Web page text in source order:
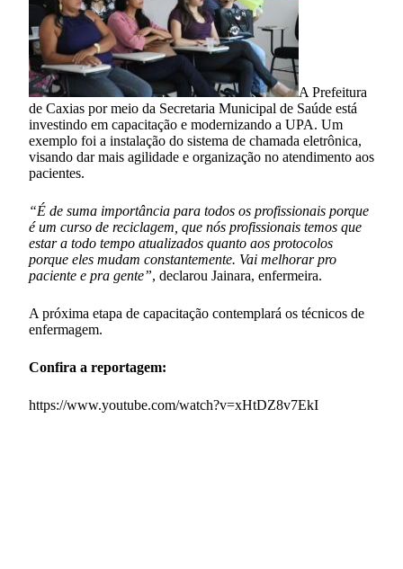
A Prefeitura
de Caxias por meio da Secretaria Municipal de Saúde está
investindo em capacitação e modernizando a UPA. Um
exemplo foi a instalação do sistema de chamada eletrônica,
visando dar mais agilidade e organização no atendimento aos
pacientes.
“É de suma importância para todos os profissionais porque
é um curso de reciclagem, que nós profissionais temos que
estar a todo tempo atualizados quanto aos protocolos
porque eles mudam constantemente. Vai melhorar pro
paciente e pra gente”, declarou Jainara, enfermeira.
A próxima etapa de capacitação contemplará os técnicos de
enfermagem.
Confira a reportagem:
https://www.youtube.com/watch?v=xHtDZ8v7EkI